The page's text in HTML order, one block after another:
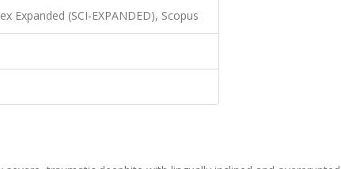
Expanded (SCI-EXPANDED), Scopus